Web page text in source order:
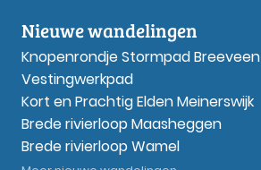
Nieuwe wandelingen
Knopenrondje Stormpad Breeveen
Vestingwerkpad
Kort en Prachtig Elden Meinerswijk
Brede rivierloop Maasheggen
Brede rivierloop Wamel